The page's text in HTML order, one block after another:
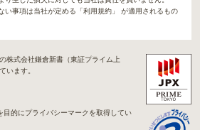
い事項は当社が定める「利用規約」 が適用されるもの
株式会社鎌倉新書（東証プライム上
います。
的にプライバシーマークを取得してい